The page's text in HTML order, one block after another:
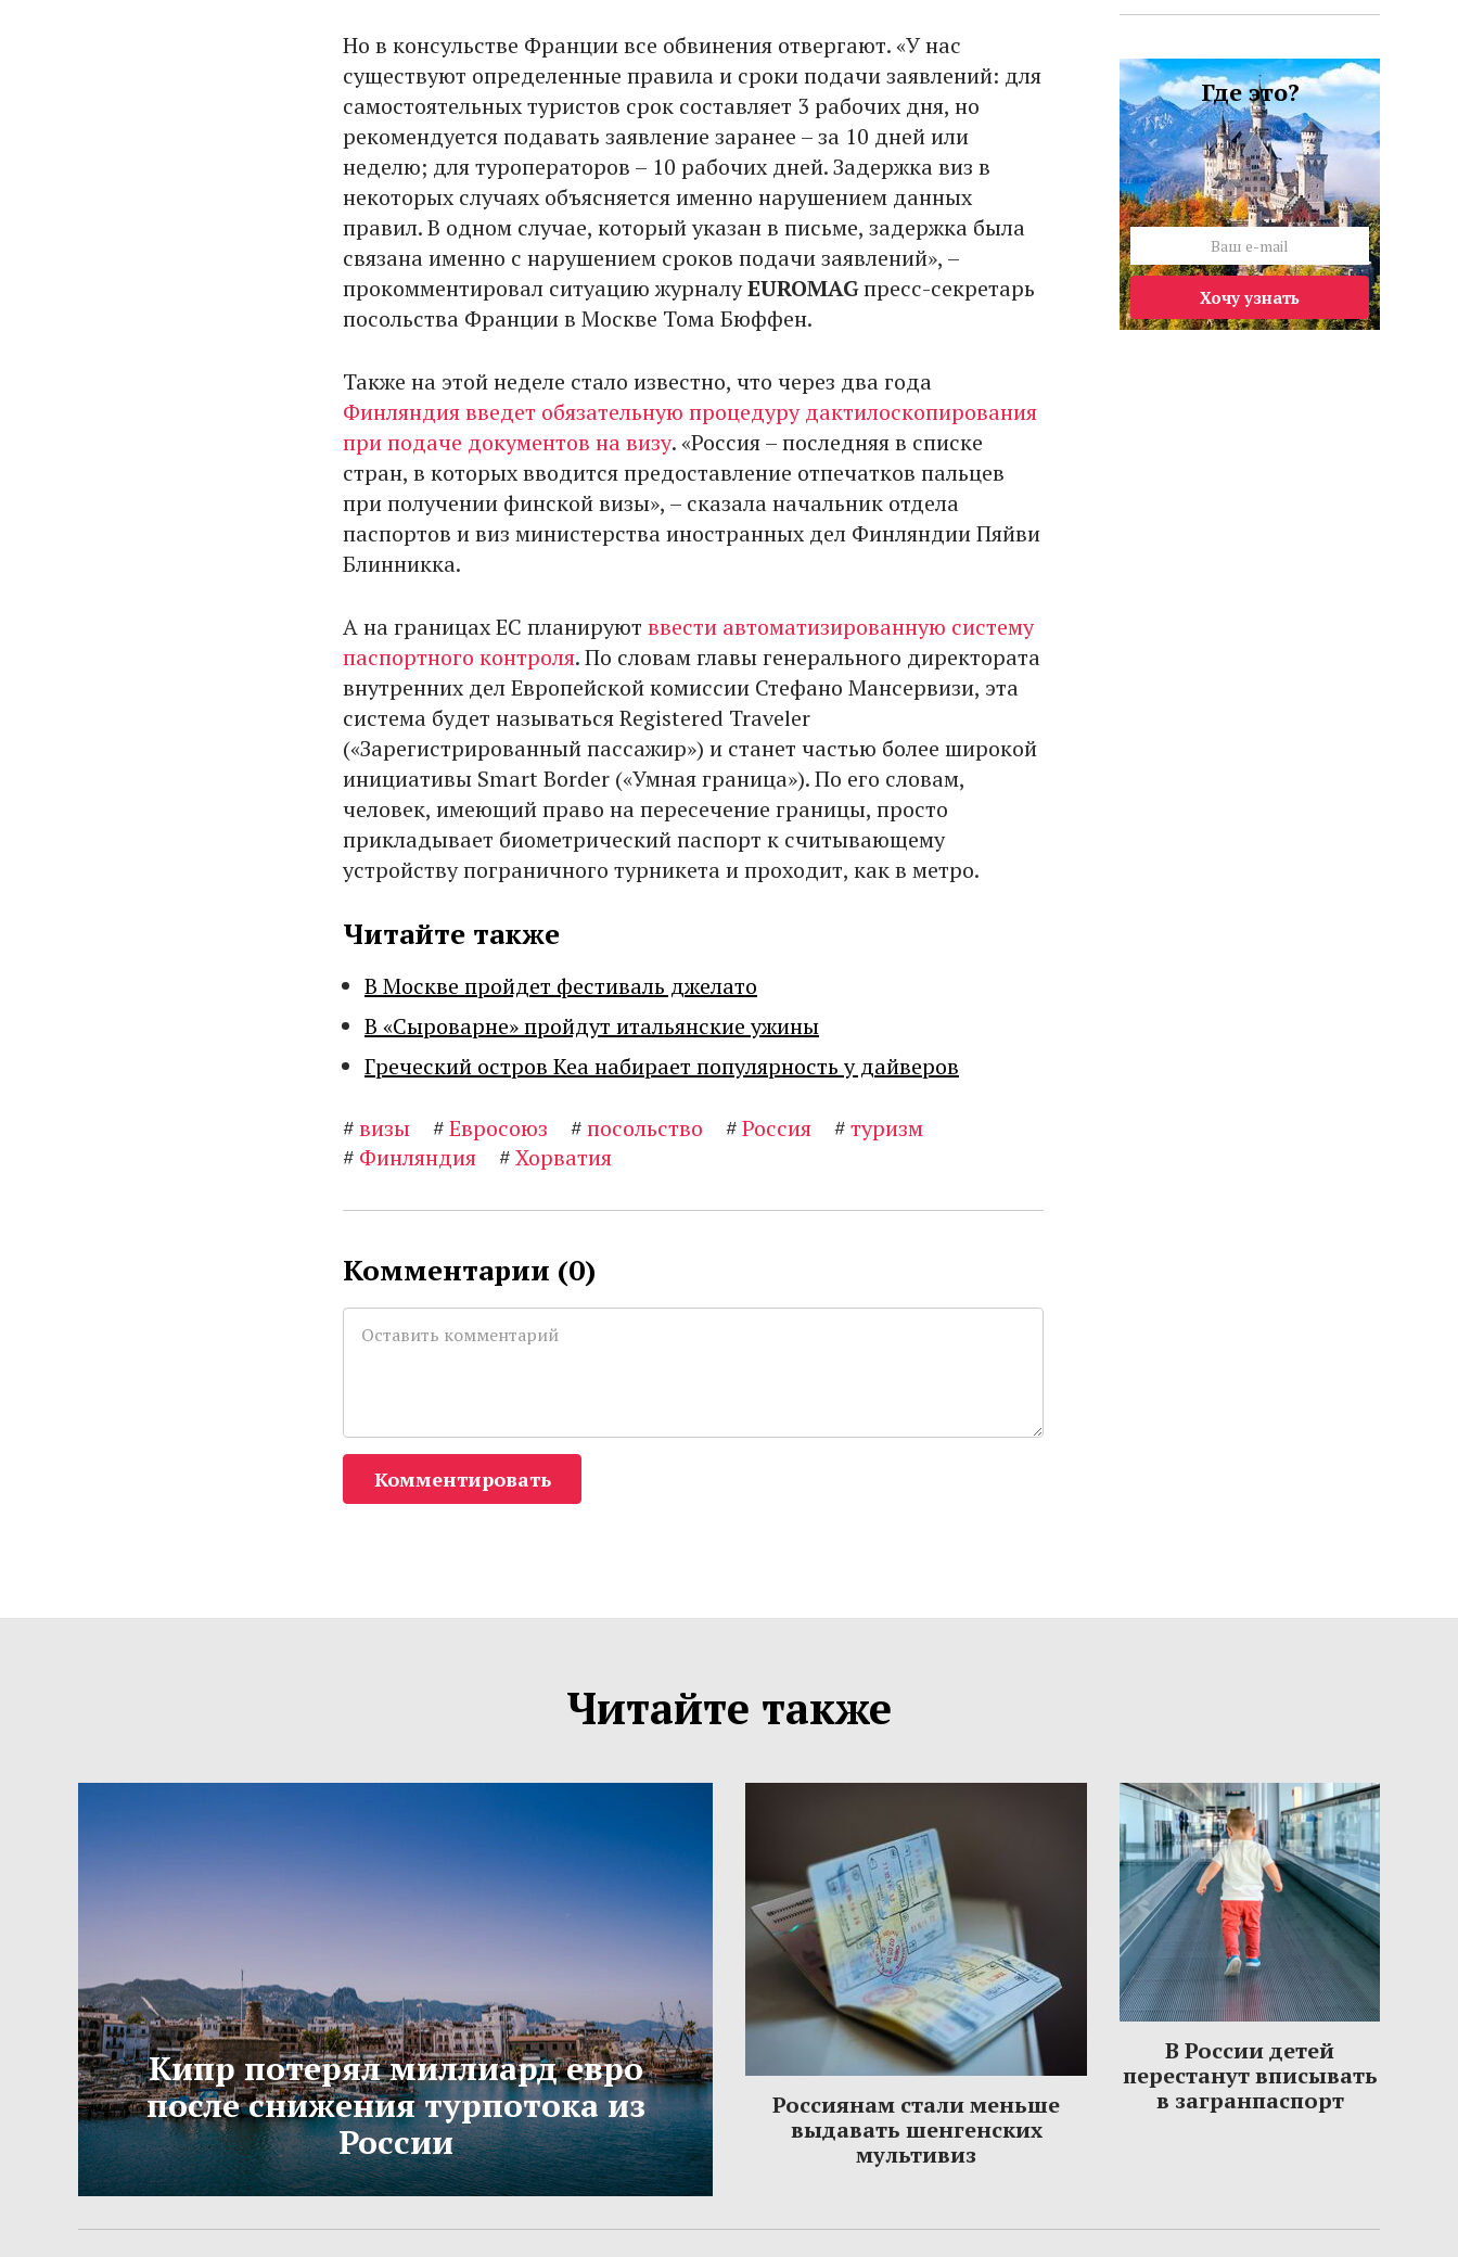
Но в консульстве Франции все обвинения отвергают. «У нас
существуют определенные правила и сроки подачи заявлений: для
самостоятельных туристов срок составляет 3 рабочих дня, но
рекомендуется подавать заявление заранее – за 10 дней или
неделю; для туроператоров – 10 рабочих дней. Задержка виз в
некоторых случаях объясняется именно нарушением данных
правил. В одном случае, который указан в письме, задержка была
связана именно с нарушением сроков подачи заявлений», –
прокомментировал ситуацию журналуEUROMAGпресс-секретарь
посольства Франции в Москве Тома Бюффен.
Также на этой неделе стало известно, что через два года
Финляндия введет обязательную процедуру дактилоскопирования
при подаче документов на визу. «Россия – последняя в списке
стран, в которых вводится предоставление отпечатков пальцев
при получении финской визы», – сказала начальник отдела
паспортов и виз министерства иностранных дел Финляндии Пяйви
Блинникка.
А на границах ЕС планируют ввести автоматизированную систему
паспортного контроля. По словам главы генерального директората
внутренних дел Европейской комиссии Стефано Мансервизи, эта
система будет называться Registered Traveler
(«Зарегистрированный пассажир») и станет частью более широкой
инициативы Smart Border («Умная граница»). По его словам,
человек, имеющий право на пересечение границы, просто
прикладывает биометрический паспорт к считывающему
устройству пограничного турникета и проходит, как в метро.
Читайте также
В Москве пройдет фестиваль джелато
В «Сыроварне» пройдут итальянские ужины
Греческий остров Кеа набирает популярность у дайверов
#визы #Евросоюз #посольство #Россия #туризм
# Финляндия #Хорватия
Комментарии (0)
Комментировать
Где это?
Хочу узнать
Читайте также
Кипр потерял миллиард евро
после снижения турпотока из
России
Россиянам стали меньше
выдавать шенгенских
мультивиз
В России детей
перестанут вписывать
в загранпаспорт